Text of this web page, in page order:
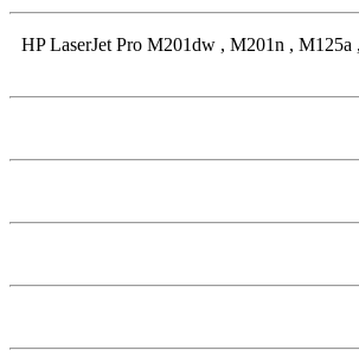
: HP LaserJet Pro M201dw , M201n ,